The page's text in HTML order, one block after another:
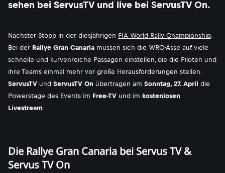
sehen bei ServusTV und live bei ServusTV On.
Nächster Stopp in der diesjährigen FIA World Rally Championship:
Bei der Rallye Gran Canaria müssen sich die WRC-Asse auf viele
schnelle und kurvenreiche Passagen einstellen, die die Piloten und
ihre Teams einmal mehr vor große Herausforderungen stellen.
ServusTV und ServusTV On übertragen am Sonntag, 27. April die
Powerstage des Events im Free-TV und im kostenlosen
Livestream.
Die Rallye Gran Canaria bei Servus TV &
Servus TV On